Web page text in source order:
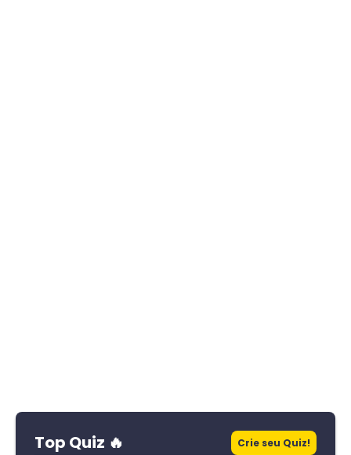
Top Quiz 🔥 Crie seu Quiz!